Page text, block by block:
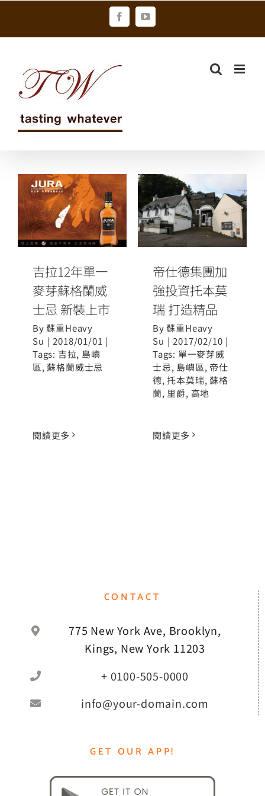
FacebookYouTube
吉拉12年單一
麥芽蘇格蘭威
士忌 新裝上市
吉拉12年單一
麥芽蘇格蘭威
士忌 新裝上市
By蘇重Heavy
Su | 2018/01/01 |
Tags: 吉拉, 島嶼
區,蘇格蘭威士忌
閱讀更多
帝仕德集團加
強投資托本莫
瑞 打造精品
帝仕德集團加
強投資托本莫
瑞 打造精品
By蘇重Heavy
Su | 2017/02/10 |
Tags: 單一麥芽威
士忌, 島嶼區, 帝仕
德,托本莫瑞,蘇格
蘭, 里爵, 高地
閱讀更多
CONTACT
775 New York Ave, Brooklyn,
Kings, New York 11203
+ 0100-505-0000
info@your-domain.com
GET OUR APP!